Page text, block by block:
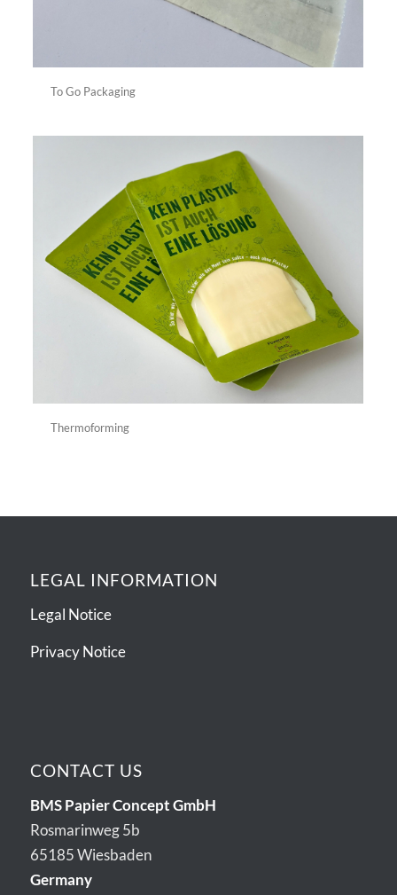
To Go Packaging
Thermoforming
LEGAL INFORMATION
Legal Notice
Privacy Notice
CONTACT US
BMS Papier Concept GmbH
Rosmarinweg 5b
65185 Wiesbaden
Germany